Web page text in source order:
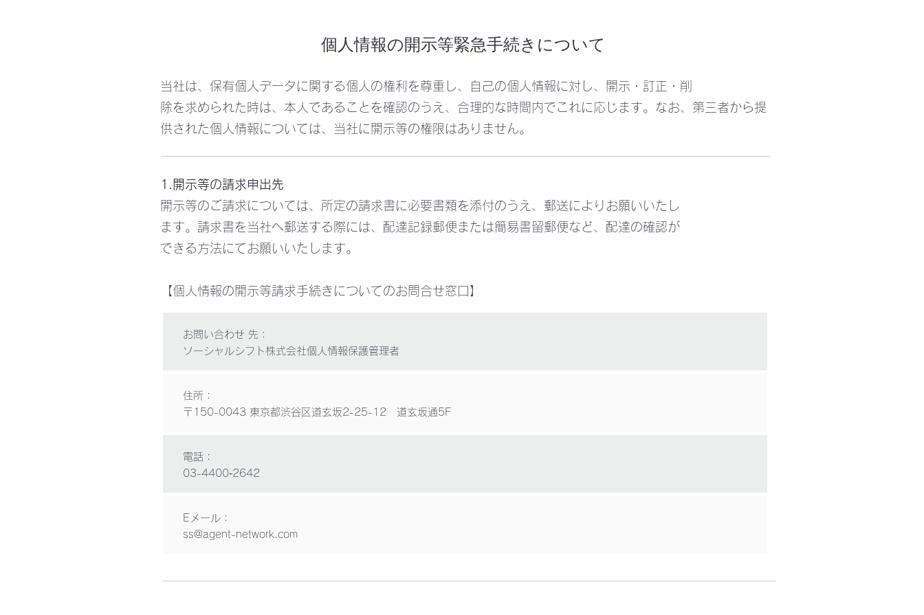
​個人情報の開示等緊急手続きについて
当社は、保有個人データに関する個人の権利を尊重し、自己の個人情報に対し、開示・訂正・削
除を求められた時は、本人であることを確認のうえ、合理的な時間内でこれに応じます。なお、第三者から提
供された個人情報については、当社に開示等の権限はありません。
1.開示等の請求申出先
開示等のご請求については、所定の請求書に必要書類を添付のうえ、郵送によりお願いいたし
ます。請求書を当社へ郵送する際には、配達記録郵便または簡易書留郵便など、配達の確認が
できる方法にてお願いいたします。
【個人情報の開示等請求手続きについてのお問合せ窓口】
お問い合わせ 先：
ソーシャルシフト株式会社個人情報保護管理者
住所：
〒150-0043 東京都渋谷区道玄坂2-25-12 道玄坂通5F
電話：
03-4400‐2642
Eメール：
ss@agent-network.com